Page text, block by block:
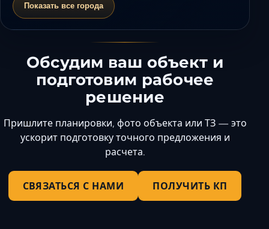
Показать все города
Обсудим ваш объект и
подготовим рабочее
решение
Пришлите планировки, фото объекта или ТЗ — это
ускорит подготовку точного предложения и
расчета.
СВЯЗАТЬСЯ С НАМИ ПОЛУЧИТЬ КП